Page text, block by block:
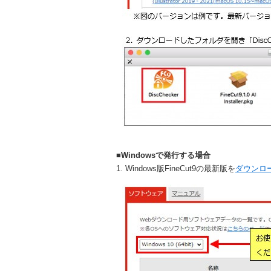
■Windowsで発行する場合
1. Windows版FineCut9の最新版をダウンロ